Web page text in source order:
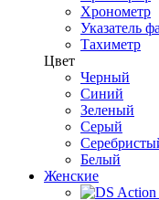
Хронометр
Указатель
Тахиметр
Цвет
Черный
Синий
Зеленый
Серый
Белый
Женские